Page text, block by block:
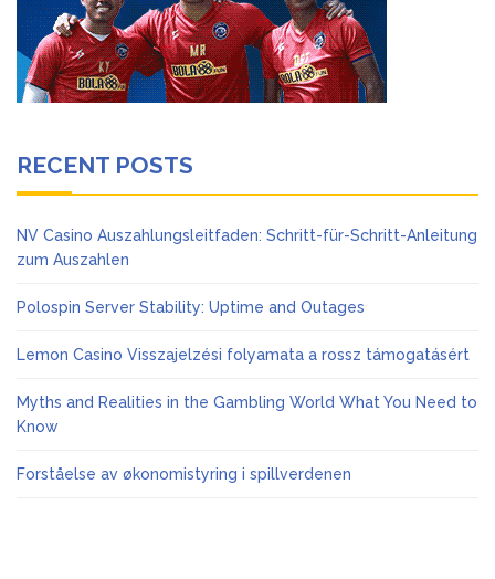
RECENT POSTS
NV Casino Auszahlungsleitfaden: Schritt-für-Schritt-Anleitung
zum Auszahlen
Polospin Server Stability: Uptime and Outages
Lemon Casino Visszajelzési folyamata a rossz támogatásért
Myths and Realities in the Gambling World What You Need to
Know
Forståelse av økonomistyring i spillverdenen